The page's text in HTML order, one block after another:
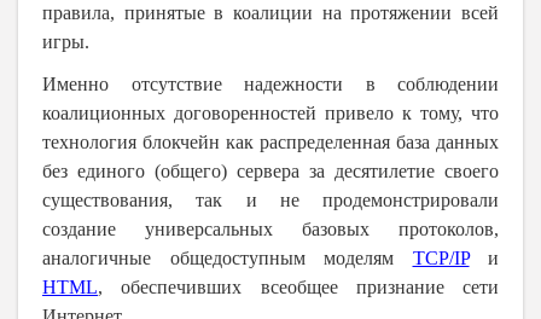
правила, принятые в коалиции на протяжении всей
игры.
Именно отсутствие надежности в соблюдении
коалиционных договоренностей привело к тому, что
технология блокчейн как распределенная база данных
без единого (общего) сервера за десятилетие своего
существования, так и не продемонстрировали
создание универсальных базовых протоколов,
аналогичные общедоступным моделям TCP/IPи
HTML, обеспечивших всеобщее признание сети